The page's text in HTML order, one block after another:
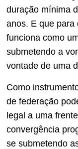
duração mínima
anos. E que para
funciona como
submetendo a
vontade de uma
Como
de federação
legal a uma
convergência
se submetendo